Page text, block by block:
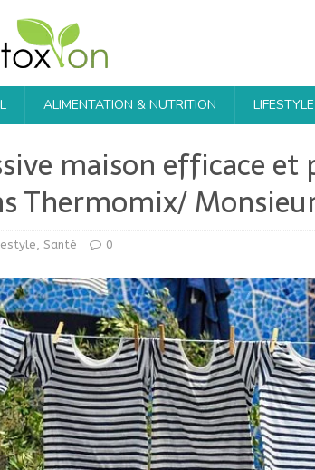
ALIMENTATION & NUTRITION LIFESTYLE
maison efficace et
Thermomix/
, Santé 0